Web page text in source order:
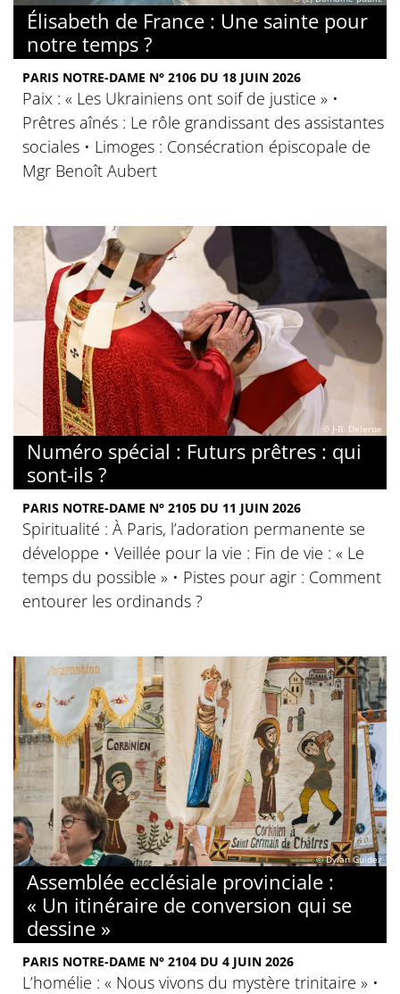
Élisabeth de France : Une sainte pour
notre temps ?
PARIS NOTRE-DAME N° 2106 DU 18 JUIN 2026
Paix : « Les Ukrainiens ont soif de justice » •
Prêtres aînés : Le rôle grandissant des assistantes
sociales • Limoges : Consécration épiscopale de
Mgr Benoît Aubert
© J-B. Delerue
Numéro spécial : Futurs prêtres : qui
sont-ils ?
PARIS NOTRE-DAME N° 2105 DU 11 JUIN 2026
Spiritualité : À Paris, l’adoration permanente se
développe • Veillée pour la vie : Fin de vie : « Le
temps du possible » • Pistes pour agir : Comment
entourer les ordinands ?
© Dylan Guidez
Assemblée ecclésiale provinciale :
« Un itinéraire de conversion qui se
dessine »
PARIS NOTRE-DAME N° 2104 DU 4 JUIN 2026
L’homélie : « Nous vivons du mystère trinitaire » •